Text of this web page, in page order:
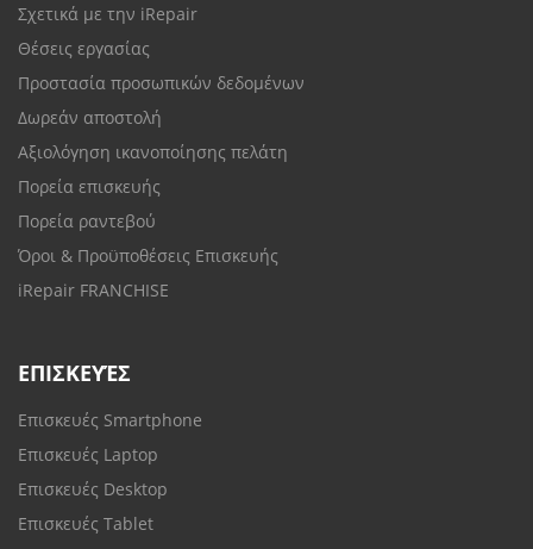
Σχετικά με την iRepair
Θέσεις εργασίας
Προστασία προσωπικών δεδομένων
Δωρεάν αποστολή
Αξιολόγηση ικανοποίησης πελάτη
Πορεία επισκευής
Πορεία ραντεβού
Όροι & Προϋποθέσεις Επισκευής
iRepair FRANCHISE
ΕΠΙΣΚΕΥΈΣ
Επισκευές Smartphone
Επισκευές Laptop
Επισκευές Desktop
Επισκευές Tablet